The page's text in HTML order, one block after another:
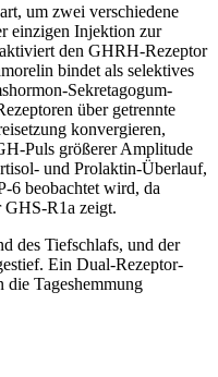
um zwei verschiedene
einzigen Injektion zur
den GHRH-Rezeptor
bindet als selektives
Sekretagogum-
über getrennte
konvergieren,
Puls größerer Amplitude
und Prolaktin-Überlauf,
6 beobachtet wird, da
GHS-R1a zeigt.
des Tiefschlafs, und der
Ein Dual-Rezeptor-
die Tageshemmung